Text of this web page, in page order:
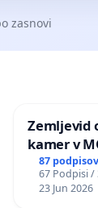
zasnovi
Zemljevid
kamer v
87 podpisov
67 Podpisi /
23 Jun 2026